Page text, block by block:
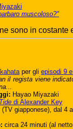
muscoloso?"
sono in costante
per gli episodi 9
il regista viene
Hayao Miyazaki
di Alexander Key
giapponese), dal 4
circa 24 minuti (al